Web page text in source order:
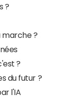
?
marche ?
?
du futur ?
l'IA